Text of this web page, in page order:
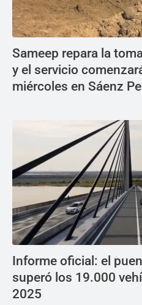
Sameep repara la
y el servicio
miércoles en Sáenz
Informe oficial: el
superó los 19.000
2025